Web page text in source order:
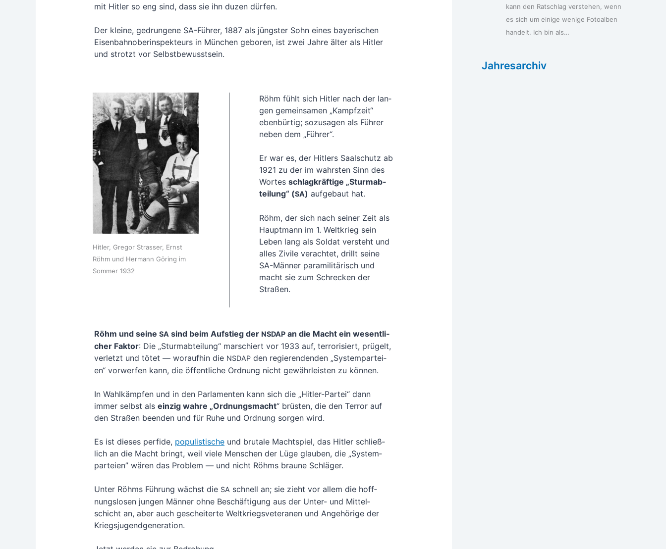
mit Hit­ler so eng sind, dass sie ihn duzen dür­fen.
Der klei­ne, gedrun­ge­ne SA-Füh­rer, 1887 als jüngs­ter Sohn eines baye­ri­schen
Eisen­bahn­ober­inspek­teurs in Mün­chen gebo­ren, ist zwei Jah­re älter als Hit­ler
und strotzt vor Selbstbewusstsein.
Hit­ler, Gre­gor Stras­ser, Ernst
Röhm und Her­mann Göring im
Som­mer 1932
Röhm fühlt sich Hit­ler nach der lan­
gen gemein­sa­men „Kampf­zeit“
eben­bür­tig; sozu­sa­gen als Füh­rer
neben dem „Füh­rer“.
Er war es, der Hit­lers Saal­schutz ab
1921 zu der im wahrs­ten Sinn des
Wor­tes schlag­kräf­ti­ge „Sturm­ab­
tei­lung“ (SA) auf­ge­baut hat.
Röhm, der sich nach sei­ner Zeit als
Haupt­mann im 1. Welt­krieg sein
Leben lang als Sol­dat ver­steht und
alles Zivi­le ver­ach­tet, drillt sei­ne
SA-Män­ner para­mi­li­tä­risch und
macht sie zum Schre­cken der
Straßen.
Röhm und sei­neSA sind beim Auf­stieg der NSDAP an die Macht ein wesent­li­
cher Fak­tor: Die „Sturm­ab­tei­lung“ mar­schiert vor 1933 auf, ter­ro­ri­siert, prü­gelt,
ver­letzt und tötet — wor­auf­hin die NSDAP den regie­ren­den­den „Sys­tem­par­tei­
en“ vor­wer­fen kann, die öffent­li­che Ord­nung nicht gewähr­leis­ten zu kön­nen.
In Wahl­kämp­fen und in den Par­la­men­ten kann sich die „Hit­ler-Par­tei“ dann
immer selbst alsein­zig wah­re „Ord­nungs­macht“ brüs­ten, die den Ter­ror auf
den Stra­ßen been­den und für Ruhe und Ord­nung sor­gen wird.
Es ist die­ses per­fi­de, popu­lis­ti­sche und bru­ta­le Macht­spiel, das Hit­ler schließ­
lich an die Macht bringt, weil vie­le Men­schen der Lüge glau­ben, die „Sys­tem­
par­tei­en” wären das Pro­blem — und nicht Röhms brau­ne Schlä­ger.
Unter Röhms Füh­rung wächst die SA schnell an; sie zieht vor allem die hoff­
nungs­lo­sen jun­gen Män­ner ohne Beschäf­ti­gung aus der Unter- und Mit­tel­
schicht an, aber auch geschei­ter­te Welt­kriegs­ve­te­ra­nen und Ange­hö­ri­ge der
Kriegs­ju­gend­ge­ne­ra­ti­on.
kann den Ratschlag verstehen, wenn
es sich um einige wenige Fotoalben
handelt. Ich bin als…
Jahresarchiv